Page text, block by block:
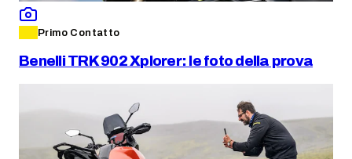
Primo Contatto
Benelli TRK 902 Xplorer: le foto della prova